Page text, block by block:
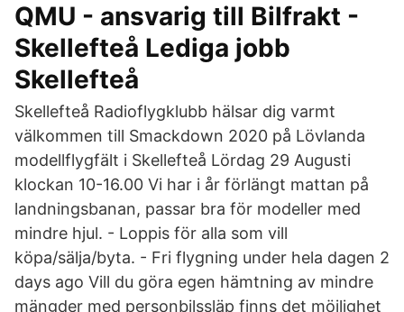
QMU - ansvarig till Bilfrakt -
Skellefteå Lediga jobb
Skellefteå
Skellefteå Radioflygklubb hälsar dig varmt
välkommen till Smackdown 2020 på Lövlanda
modellflygfält i Skellefteå Lördag 29 Augusti
klockan 10-16.00 Vi har i år förlängt mattan på
landningsbanan, passar bra för modeller med
mindre hjul. - Loppis för alla som vill
köpa/sälja/byta. - Fri flygning under hela dagen 2
days ago Vill du göra egen hämtning av mindre
mängder med personbilssläp finns det möjlighet